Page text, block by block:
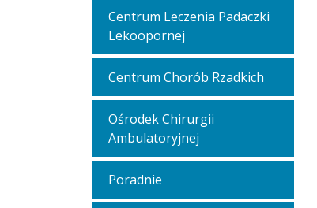
Centrum Leczenia Padaczki
Lekoopornej
Centrum Chorób Rzadkich
Ośrodek Chirurgii
Ambulatoryjnej
Poradnie